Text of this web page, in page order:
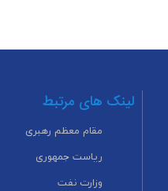
لینک های مرتبط
مقام معظم رهبری
ریاست جمهوری
وزارت نفت